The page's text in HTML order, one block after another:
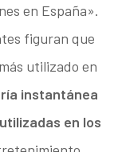
en España».
figuran que
utilizado en
instantánea
en los